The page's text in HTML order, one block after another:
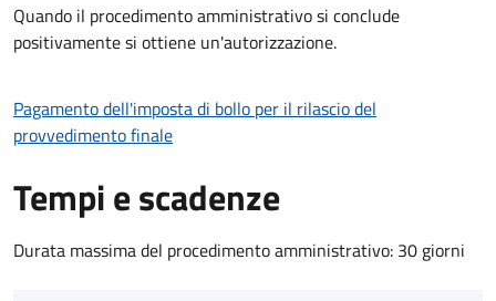
Quando il procedimento amministrativo si conclude
positivamente si ottiene un'autorizzazione.
Pagamento dell'imposta di bollo per il rilascio del
provvedimento finale
Tempi e scadenze
Durata massima del procedimento amministrativo: 30 giorni